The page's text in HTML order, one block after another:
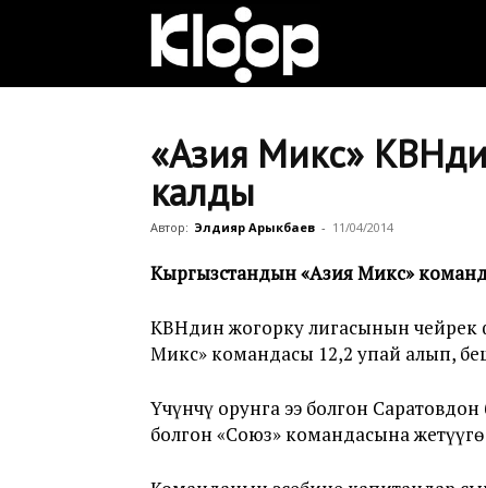
«Азия Микс»
калды
Автор: Элдияр Арыкбаев - 11/04/2014
Кыргызстандын «Азия Микс»
КВНдин жогорку лигасынын чейрек
Микс» командасы 12,2 упай алып,
Үчүнчү орунга ээ болгон
болгон «Союз» командасына